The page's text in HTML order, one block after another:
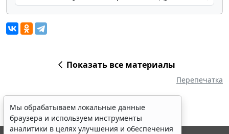
Показать все материалы
Перепечатка
Мы обрабатываем локальные данные
браузера и используем инструменты
аналитики в целях улучшения и обеспечения